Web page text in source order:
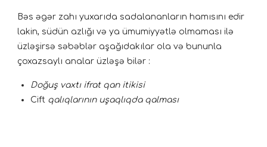
Bəs əgər zahı yuxarıda sadalananların hamısını edir
lakin, südün azlığı və ya ümumiyyətlə olmaması ilə
üzləşirsə səbəblər aşağıdakılar ola və bununla
çoxazsaylı analar üzləşə bilər :
Doğuş vaxtı ifrat qan itikisi
Cift qalıqlarının uşaqlıqda qalması